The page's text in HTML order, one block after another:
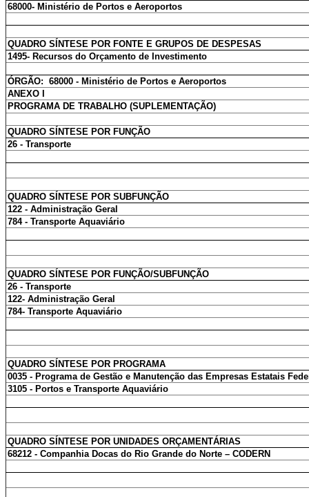
68000- Ministério de Portos e Aeroportos
QUADRO SÍNTESE POR FONTE E GRUPOS DE DESPESAS
1495- Recursos do Orçamento de Investimento
ÓRGÃO: 68000 - Ministério de Portos e Aeroportos
ANEXO I
PROGRAMA DE TRABALHO (SUPLEMENTAÇÃO)
QUADRO SÍNTESE POR FUNÇÃO
26 - Transporte
QUADRO SÍNTESE POR SUBFUNÇÃO
122 - Administração Geral
784 - Transporte Aquaviário
QUADRO SÍNTESE POR FUNÇÃO/SUBFUNÇÃO
26 - Transporte
122- Administração Geral
784- Transporte Aquaviário
QUADRO SÍNTESE POR PROGRAMA
0035 - Programa de Gestão e Manutenção das Empresas Estatais
3105 - Portos e Transporte Aquaviário
QUADRO SÍNTESE POR UNIDADES ORÇAMENTÁRIAS
68212 - Companhia Docas do Rio Grande do Norte – CODERN